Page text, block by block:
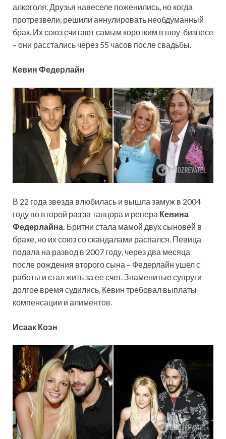
алкоголя. Друзья навеселе поженились, но когда
протрезвели, решили аннулировать необдуманный
брак. Их союз считают самым коротким в шоу-бизнесе
– они расстались через 55 часов после свадьбы.
Кевин Федерлайн
В 22 года звезда влюбилась и вышла замуж в 2004
году во второй раз за танцора и репера Кевина
Федерлайна. Бритни стала мамой двух сыновей в
браке, но их союз со скандалами распался. Певица
подала на развод в 2007 году, через два месяца
после рождения второго сына – Федерлайн ушел с
работы и стал жить за ее счет. Знаменитые супруги
долгое время судились, Кевин требовал выплаты
компенсации и алиментов.
Исаак Коэн